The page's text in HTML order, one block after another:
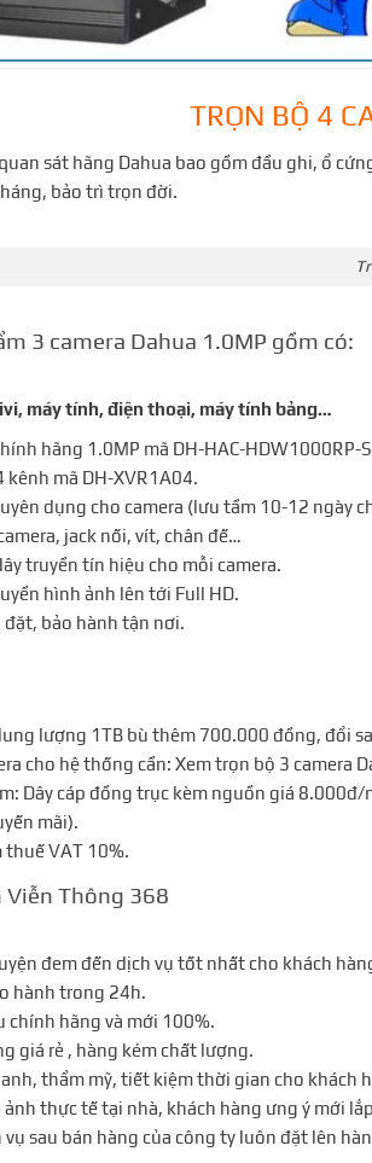
TRỌN BỘ 4
sát hãng Dahua bao gồm đầu ghi, ổ
bảo trì trọn đời.
3 camera Dahua 1.0MP gồm có:
máy tính, điện thoại, máy tính bảng…
hãng 1.0MP mã DH-HAC-HDW1000RP-
kênh mã DH-XVR1A04.
dụng cho camera (lưu tầm 10-12 ngày
jack nối, vít, chân đế…
truyền tín hiệu cho mỗi camera.
hình ảnh lên tới Full HD.
bảo hành tận nơi.
lượng 1TB bù thêm 700.000 đồng, đổi
cho hệ thống cần: Xem trọn bộ 3 camera
Dây cáp đồng trục kèm nguồn giá
mãi).
thuế VAT 10%.
Viễn Thông 368
đem đến dịch vụ tốt nhất cho khách
hành trong 24h.
chính hãng và mới 100%.
giá rẻ , hàng kém chất lượng.
thẩm mỹ, tiết kiệm thời gian cho khách
thực tế tại nhà, khách hàng ưng ý mới
vụ sau bán hàng của công ty luôn đặt lên